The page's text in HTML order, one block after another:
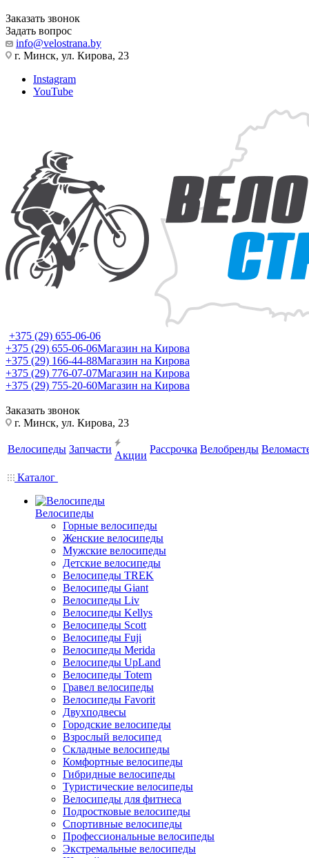
Заказать звонок
Задать вопрос
info@velostrana.by
г. Минск, ул. Кирова, 23
Instagram
YouTube
+375 (29) 655-06-06
+375 (29) 655-06-06Магазин на Кирова
+375 (29) 166-44-88Магазин на Кирова
+375 (29) 776-07-07Магазин на Кирова
+375 (29) 755-20-60Магазин на Кирова
Заказать звонок
г. Минск, ул. Кирова, 23
Велосипеды Запчасти
Акции
Рассрочка Велобренды
Каталог
Велосипеды
Горные велосипеды
Женские велосипеды
Мужские велосипеды
Детские велосипеды
Велосипеды TREK
Велосипеды Giant
Велосипеды Liv
Велосипеды Kellys
Велосипеды Scott
Велосипеды Fuji
Велосипеды Merida
Велосипеды UpLand
Велосипеды Totem
Гравел велосипеды
Велосипеды Favorit
Двухподвесы
Городские велосипеды
Взрослый велосипед
Складные велосипеды
Комфортные велосипеды
Гибридные велосипеды
Туристические велосипеды
Велосипеды для фитнеса
Подростковые велосипеды
Спортивные велосипеды
Профессиональные велосипеды
Экстремальные велосипеды